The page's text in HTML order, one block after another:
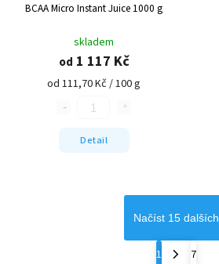
BCAA Micro Instant Juice 1000 g
skladem
od 1 117 Kč
od 111,70 Kč / 100 g
Detail
Načíst 15 dalších
1
7